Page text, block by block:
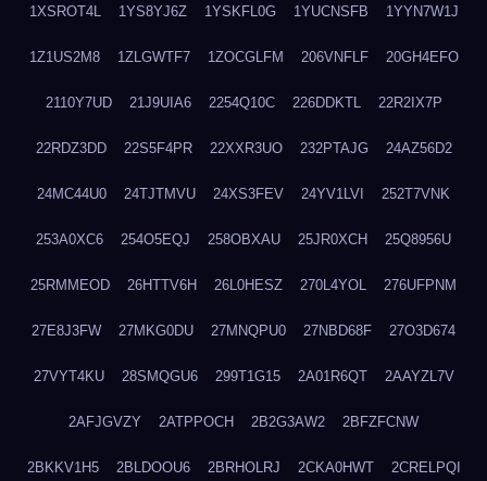
1XSROT4L 1YS8YJ6Z 1YSKFL0G 1YUCNSFB 1YYN7W1J
1Z1US2M8 1ZLGWTF7 1ZOCGLFM 206VNFLF 20GH4EFO
2110Y7UD 21J9UIA6 2254Q10C 226DDKTL 22R2IX7P
22RDZ3DD 22S5F4PR 22XXR3UO 232PTAJG 24AZ56D2
24MC44U0 24TJTMVU 24XS3FEV 24YV1LVI 252T7VNK
253A0XC6 254O5EQJ 258OBXAU 25JR0XCH 25Q8956U
25RMMEOD 26HTTV6H 26L0HESZ 270L4YOL 276UFPNM
27E8J3FW 27MKG0DU 27MNQPU0 27NBD68F 27O3D674
27VYT4KU 28SMQGU6 299T1G15 2A01R6QT 2AAYZL7V
2AFJGVZY 2ATPPOCH 2B2G3AW2 2BFZFCNW
2BKKV1H5 2BLDOOU6 2BRHOLRJ 2CKA0HWT 2CRELPQI